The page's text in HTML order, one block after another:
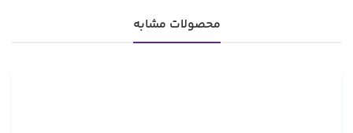
محصولات مشابه